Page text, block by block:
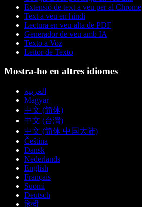
Extensió de text a veu per al Chrome
Text a veu en hindi
Lectura en veu alta de PDF
Generador de veu amb IA
Texto a Voz
Leitor de Texto
Mostra-ho en altres idiomes
العربية
Magyar
中文 (简体)
中文 (台灣)
中文 (简体 中国大陆)
Čeština
Dansk
Nederlands
English
Français
Suomi
Deutsch
हिन्दी